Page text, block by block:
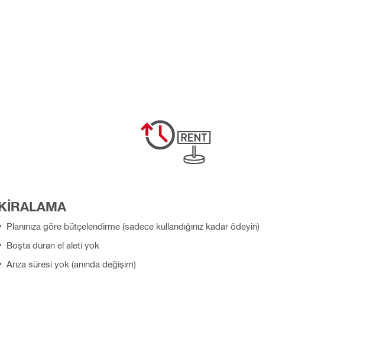
Planınıza göre bütçelendirme (sadece kullandığınız kadar ödeyin)
Boşta duran el aleti yok
Arıza süresi yok (anında değişim)